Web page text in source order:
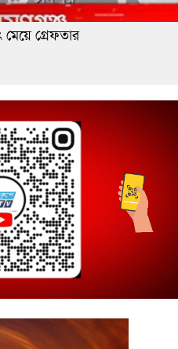
মেয়ে গ্রেফতার